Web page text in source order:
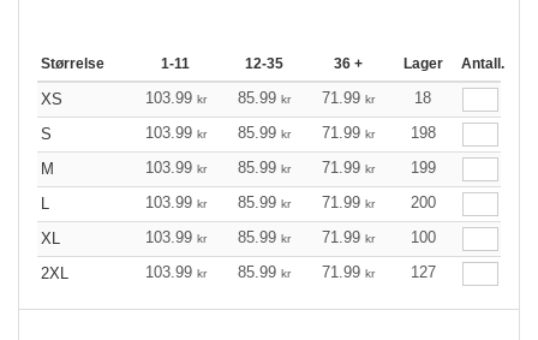
Størrelse 1-11 12-35 36 + Lager Antall.
XS 103.99 kr 85.99 kr 71.99 kr
18
S
103.99 kr 85.99 kr 71.99 kr
198
M
103.99 kr 85.99 kr 71.99 kr
199
L
103.99 kr 85.99 kr 71.99 kr
200
XL
103.99 kr 85.99 kr 71.99 kr
100
2XL
103.99 kr 85.99 kr 71.99 kr 127